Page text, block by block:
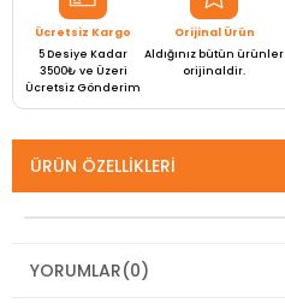
Ücretsiz Kargo
5 Desiye Kadar
3500₺ ve Üzeri
Ücretsiz Gönderim
Orijinal Ürün
Aldığınız bütün ürünler
orijinaldir.
ÜRÜN ÖZELLIKLERI
YORUMLAR(0)